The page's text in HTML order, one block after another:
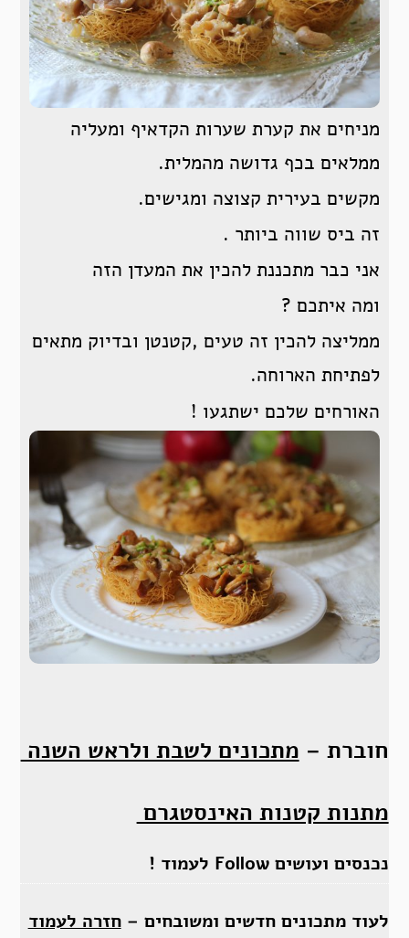
מניחים את קערת שערות הקדאיף ומעליה
ממלאים בכף גדושה מהמלית.
מקשים בעירית קצוצה ומגישים.
זה ביס שווה ביותר .
אני כבר מתכננת להכין את המעדן הזה
ומה איתכם ?
ממליצה להכין זה טעים ,קטנטן ובדיוק מתאים
לפתיחת הארוחה.
האורחים שלכם ישתגעו !
חוברת – מתכונים לשבת ולראש השנה
מתנות קטנות האינסטגרם
נכנסים ועושים Follow לעמוד !
לעוד מתכונים חדשים ומשובחים –חזרה לעמוד